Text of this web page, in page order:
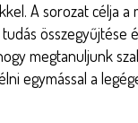
A sorozat célja a
összegyűjtése
megtanuljunk
egymással a